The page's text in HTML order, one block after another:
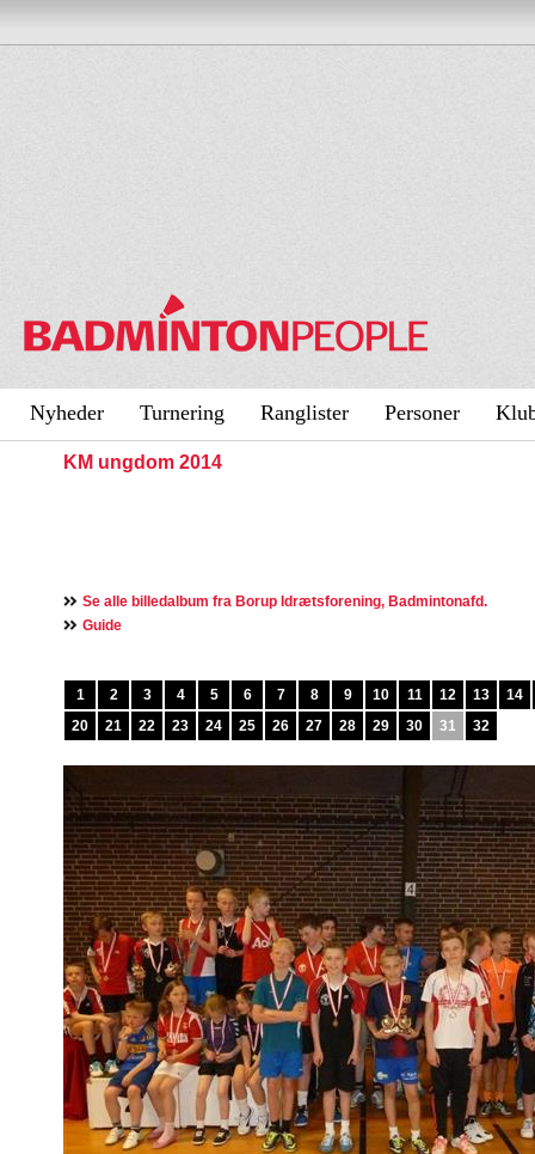
Nyheder Turnering Ranglister Personer
KM ungdom 2014
Se alle billedalbum fra Borup Idrætsforening, Badmintonafd.
Guide
1 2 3 4 5 6 7 8 9 10 11 12 13
14
20
21 22 23 24 25 26 27 28 29 30 31 32